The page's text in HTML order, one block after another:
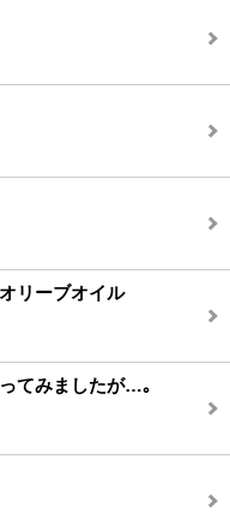
リーブオイル
てみましたが…｡